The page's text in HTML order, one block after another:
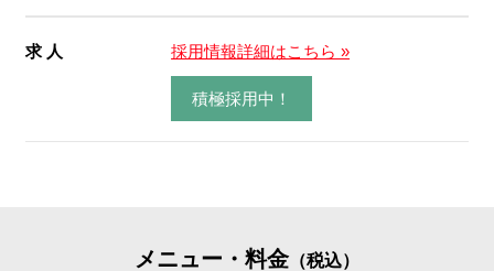
求 人 採用情報詳細はこちら »
積極採用中！
メニュー・料金（税込）